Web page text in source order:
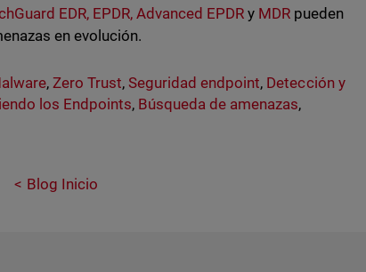
EDR, EPDR, Advanced EPDRy MDR pueden
en evolución.
, Zero Trust,Seguridad endpoint, Detección y
los Endpoints, Búsqueda de amenazas,
Blog Inicio